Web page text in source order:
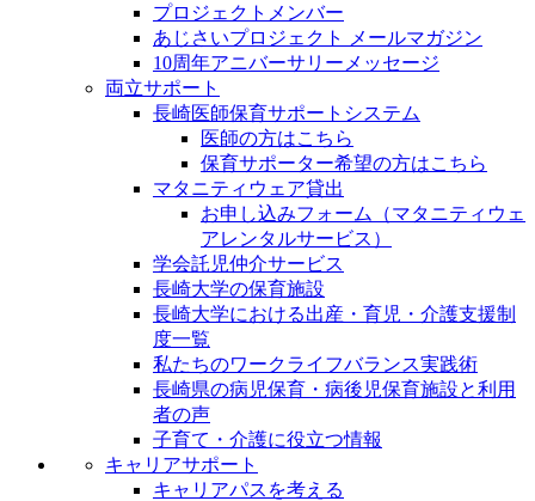
プロジェクトメンバー
あじさいプロジェクト メールマガジン
10周年アニバーサリーメッセージ
両立サポート
長崎医師保育サポートシステム
医師の方はこちら
保育サポーター希望の方はこちら
マタニティウェア貸出
お申し込みフォーム（マタニティウェ
アレンタルサービス）
学会託児仲介サービス
長崎大学の保育施設
長崎大学における出産・育児・介護支援制
度一覧
私たちのワークライフバランス実践術
長崎県の病児保育・病後児保育施設と利用
者の声
子育て・介護に役立つ情報
キャリアサポート
キャリアパスを考える